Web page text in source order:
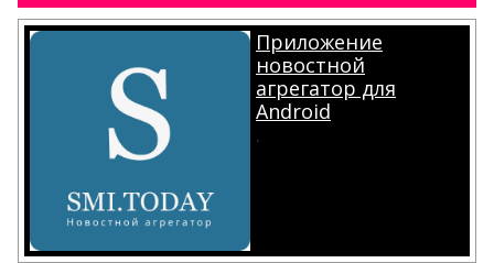
Приложение
новостной
агрегатор для
Android
.